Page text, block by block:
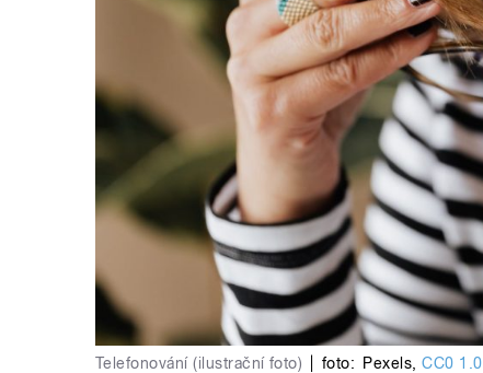
Telefonování (ilustrační foto) foto: Pexels,CC0 1.0